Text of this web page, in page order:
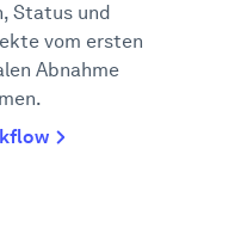
Status und
vom ersten
Abnahme